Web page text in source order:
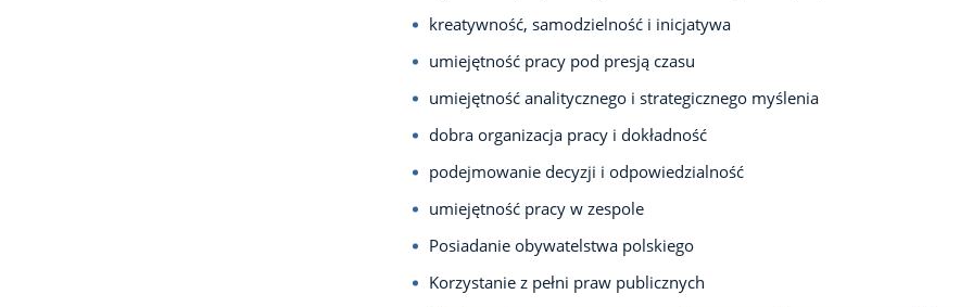
kreatywność, samodzielność i inicjatywa
umiejętność pracy pod presją czasu
umiejętność analitycznego i strategicznego myślenia
dobra organizacja pracy i dokładność
podejmowanie decyzji i odpowiedzialność
umiejętność pracy w zespole
Posiadanie obywatelstwa polskiego
Korzystanie z pełni praw publicznych